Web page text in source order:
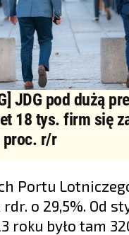
JDG pod dużą
18 tys. firm się
proc. r/r
Portu
o 29,5%. Od
roku było tam